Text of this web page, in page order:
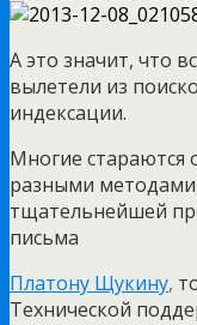
А это значит, что
вылетели из
индексации.
Многие стараются
разными
тщательнейшей
письма
Платону Щукину,
Технической